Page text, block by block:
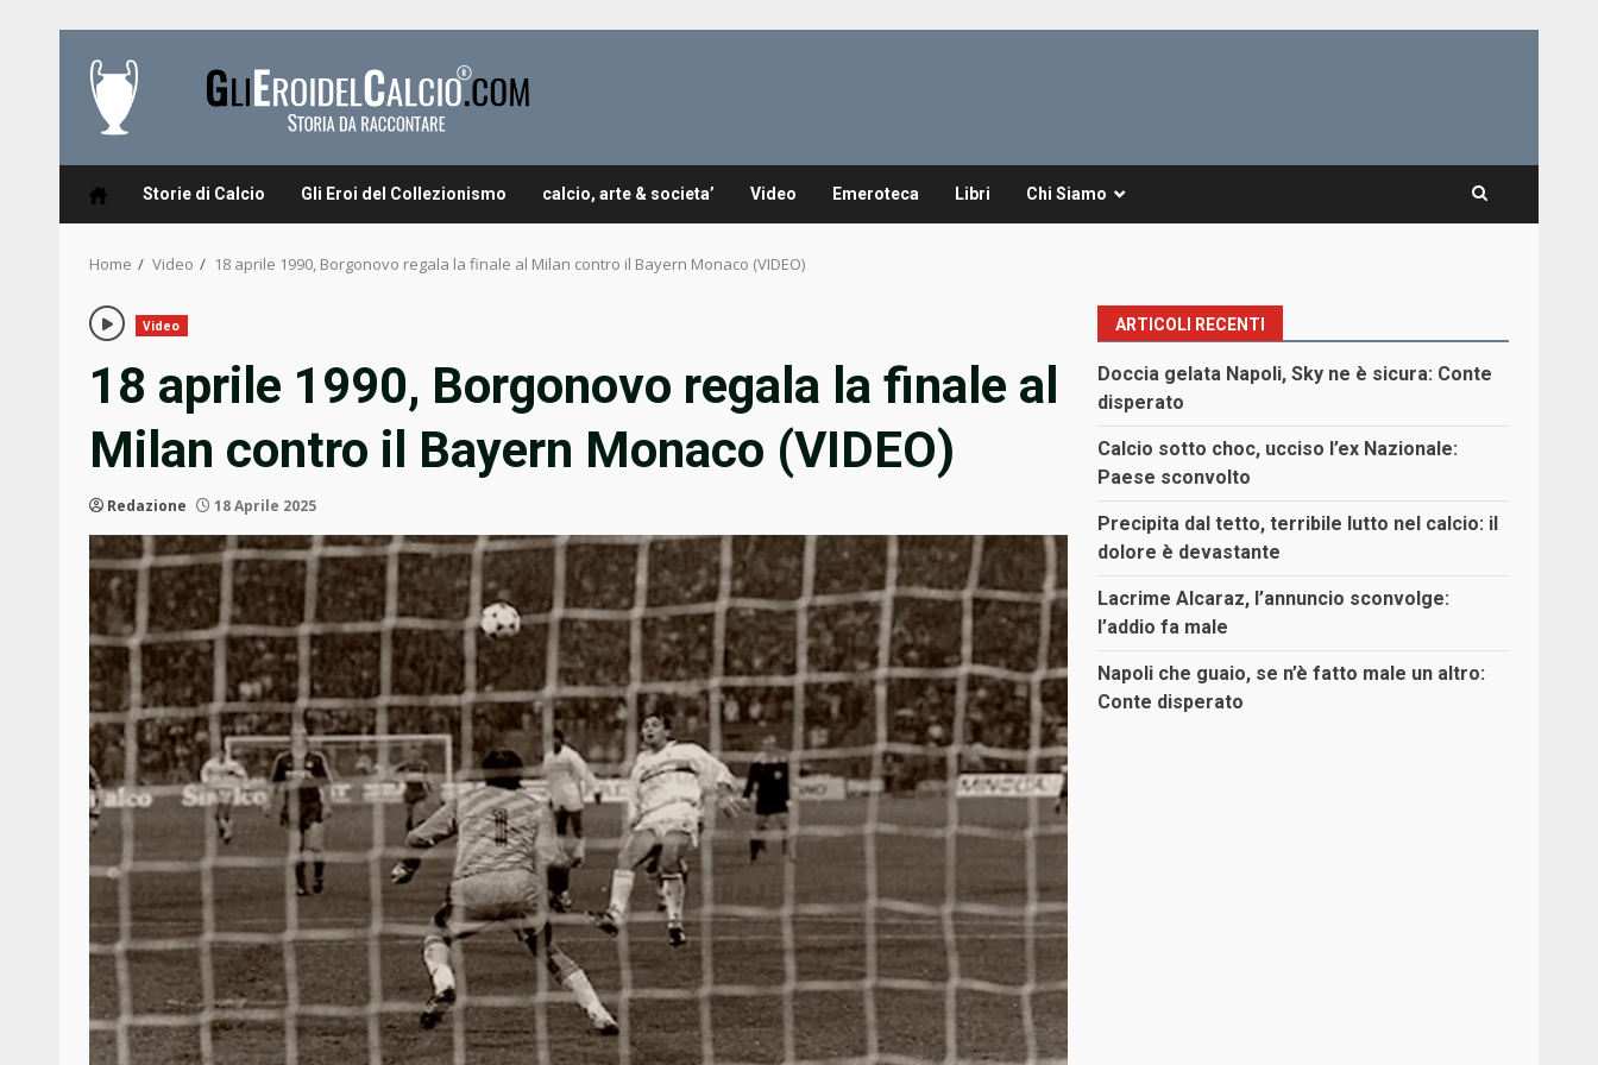
content
Storie di Calcio Gli Eroi del Collezionismo calcio, arte & societa’ Video Emeroteca Libri Chi Siamo
Home Video 18 aprile 1990, Borgonovo regala la finale al Milan contro il Bayern Monaco (VIDEO)
Video
18 aprile 1990, Borgonovo regala la finale al
Milan contro il Bayern Monaco (VIDEO)
Redazione 18 Aprile 2025
ARTICOLI RECENTI
Doccia gelata Napoli, Sky ne è sicura: Conte
disperato
Calcio sotto choc, ucciso l’ex Nazionale:
Paese sconvolto
Precipita dal tetto, terribile lutto nel calcio: il
dolore è devastante
Lacrime Alcaraz, l’annuncio sconvolge:
l’addio fa male
Napoli che guaio, se n’è fatto male un altro:
Conte disperato